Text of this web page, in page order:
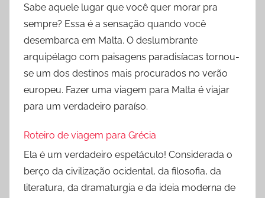
Sabe aquele lugar que você quer morar pra
sempre? Essa é a sensação quando você
desembarca em Malta. O deslumbrante
arquipélago com paisagens paradisíacas tornou-
se um dos destinos mais procurados no verão
europeu. Fazer uma viagem para Malta é viajar
para um verdadeiro paraíso.
Roteiro de viagem para Grécia
Ela é um verdadeiro espetáculo! Considerada o
berço da civilização ocidental, da filosofia, da
literatura, da dramaturgia e da ideia moderna de